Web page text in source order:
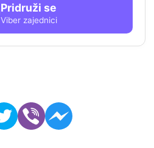
Pridruži se
Viber zajednici